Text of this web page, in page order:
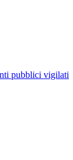
pubblici vigilati